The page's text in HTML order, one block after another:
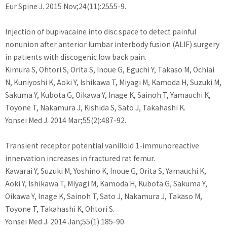
Eur Spine J. 2015 Nov;24(11):2555-9.
Injection of bupivacaine into disc space to detect painful
nonunion after anterior lumbar interbody fusion (ALIF) surgery
in patients with discogenic low back pain.
Kimura S, Ohtori S, Orita S, Inoue G, Eguchi Y, Takaso M, Ochiai
N, Kuniyoshi K, Aoki Y, Ishikawa T, Miyagi M, Kamoda H, Suzuki M,
Sakuma Y, Kubota G, Oikawa Y, Inage K, Sainoh T, Yamauchi K,
Toyone T, Nakamura J, Kishida S, Sato J, Takahashi K.
Yonsei Med J. 2014 Mar;55(2):487-92.
Transient receptor potential vanilloid 1-immunoreactive
innervation increases in fractured rat femur.
Kawarai Y, Suzuki M, Yoshino K, Inoue G, Orita S, Yamauchi K,
Aoki Y, Ishikawa T, Miyagi M, Kamoda H, Kubota G, Sakuma Y,
Oikawa Y, Inage K, Sainoh T, Sato J, Nakamura J, Takaso M,
Toyone T, Takahashi K, Ohtori S.
Yonsei Med J. 2014 Jan;55(1):185-90.